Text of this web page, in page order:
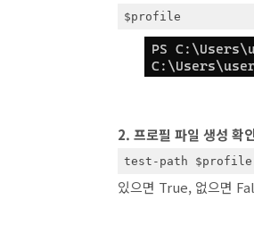
$profile
2. 프로필 파일 생성 확인
test-path $profile
있으면 True, 없으면